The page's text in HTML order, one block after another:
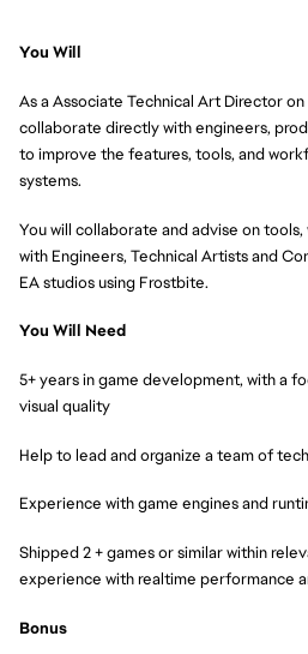
You Will
As a Associate Technical Art Director
collaborate directly with engineers,
to improve the features, tools, and
systems.
You will collaborate and advise on
with Engineers, Technical Artists and
EA studios using Frostbite.
You Will Need
5+ years in game development, with a
visual quality
Help to lead and organize a team of
Experience with game engines and
Shipped 2 + games or similar within
experience with realtime performance
Bonus